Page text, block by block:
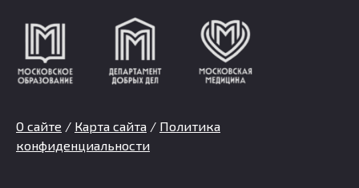
О сайте / Карта сайта / Политика
конфиденциальности